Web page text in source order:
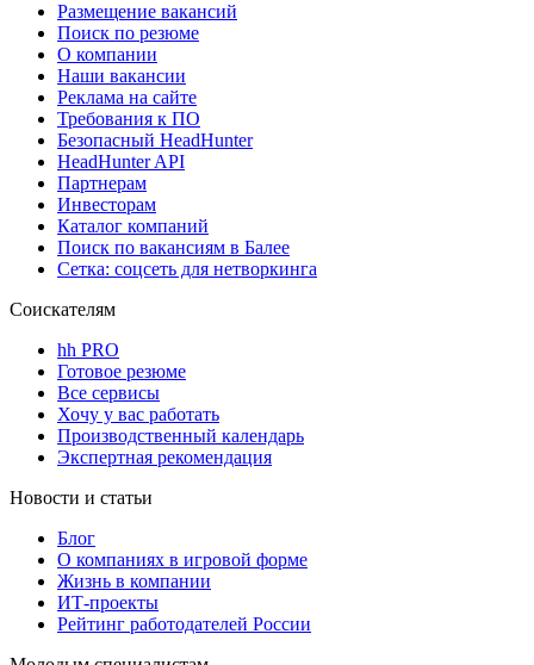
Размещение вакансий
Поиск по резюме
О компании
Наши вакансии
Реклама на сайте
Требования к ПО
Безопасный HeadHunter
HeadHunter API
Партнерам
Инвесторам
Каталог компаний
Поиск по вакансиям в Балее
Сетка: соцсеть для нетворкинга
Соискателям
hh PRO
Готовое резюме
Все сервисы
Хочу у вас работать
Производственный календарь
Экспертная рекомендация
Новости и статьи
Блог
О компаниях в игровой форме
Жизнь в компании
ИТ-проекты
Рейтинг работодателей России